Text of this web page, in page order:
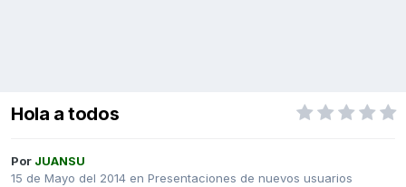
Hola a todos
Por JUANSU
15 de Mayo del 2014 en Presentaciones de nuevos usuarios